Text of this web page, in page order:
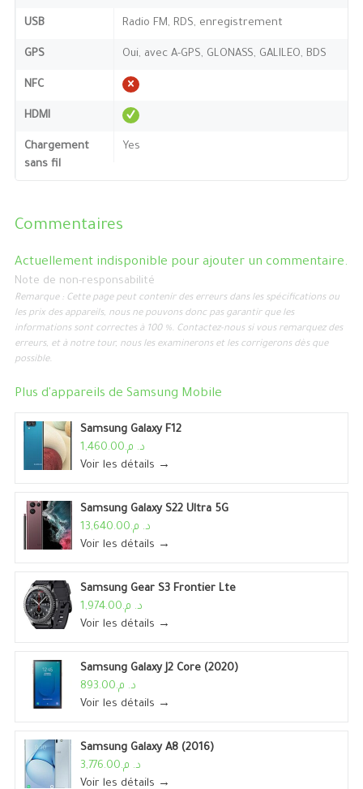
USB Radio FM, RDS, enregistrement
GPS Oui, avec A-GPS, GLONASS, GALILEO, BDS
NFC
HDMI
Chargement
sans fil
Yes
Commentaires
Actuellement indisponible pour ajouter un commentaire.
Note de non-responsabilité
Remarque : Cette page peut contenir des erreurs dans les spécifications ou
les prix des appareils, nous ne pouvons donc pas garantir que les
informations sont correctes à 100 %. Contactez-nous si vous remarquez des
erreurs, et à notre tour, nous les examinerons et les corrigerons dès que
possible.
Plus d'appareils de Samsung Mobile
Samsung Galaxy F12
د. م.1,460.00
Voir les détails →
Samsung Galaxy S22 Ultra 5G
د. م.13,640.00
Voir les détails →
Samsung Gear S3 Frontier Lte
د. م.1,974.00
Voir les détails →
Samsung Galaxy J2 Core (2020)
د. م.893.00
Voir les détails →
Samsung Galaxy A8 (2016)
د. م.3,776.00
Voir les détails →